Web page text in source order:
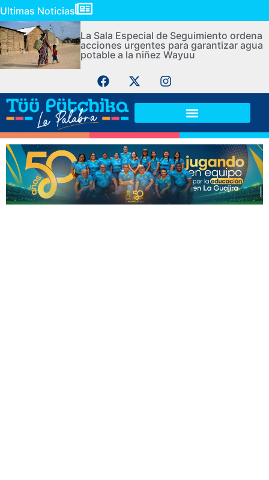
Ultimas Noticias
La Sala Especial de Seguimiento ordena
acciones urgentes para garantizar agua
potable a la niñez Wayuu